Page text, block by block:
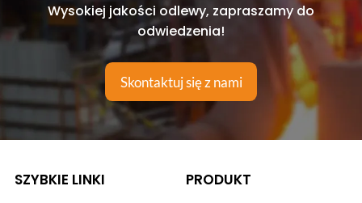
Wysokiej jakości odlewy, zapraszamy do
odwiedzenia!
Skontaktuj się z nami
SZYBKIE LINKI PRODUKT